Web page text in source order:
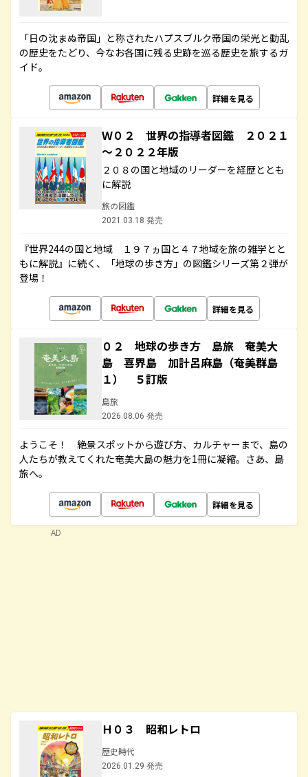
「日の沈まぬ帝国」と称されたハプスブルク帝国の栄光と動乱
の歴史をたどり、今なお各国に残る史跡を巡る歴史を旅するガ
イド。
詳細を見る
Ｗ０２ 世界の指導者図鑑 ２０２１
～２０２２年版
２０８の国と地域のリーダーを経歴ととも
に解説
旅の図鑑
2021.03.18 発売
『世界244の国と地域 １９７ヵ国と４７地域を旅の雑学とと
もに解説』に続く、「地球の歩き方」の図鑑シリーズ第２弾が
登場！
詳細を見る
０２ 地球の歩き方 島旅 奄美大
島 喜界島 加計呂麻島（奄美群島
１） ５訂版
島旅
2026.08.06 発売
ようこそ！ 絶景スポットから遊び方、カルチャーまで、島の
人たちが教えてくれた奄美大島の魅力を1冊に凝縮。さあ、島
旅へ。
詳細を見る
Ｈ０３ 昭和レトロ
歴史時代
2026.01.29 発売
AD